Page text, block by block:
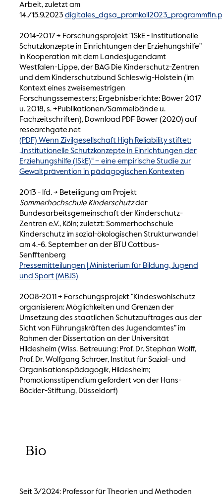
Arbeit, zuletzt am
14./15.9.2023
2014-2017 -> Forschungsprojekt "ISkE - Institutionelle
Schutzkonzepte in Einrichtungen der Erziehungshilfe"
in Kooperation mit dem Landesjugendamt
Westfalen-Lippe, der BAG Die Kinderschutz-Zentren
und dem Kinderschutzbund Schleswig-Holstein (im
Kontext eines zweisemestrigen
Forschungssemesters; Ergebnisberichte: Böwer 2017
u. 2018, s. ->Publikationen/Sammelbände u.
Fachzeitschriften), Download PDF Böwer (2020) auf
researchgate.net
(PDF) Wenn Zivilgesellschaft High Reliability stiftet:
„Institutionelle Schutzkonzepte in Einrichtungen der
Erziehungshilfe (ISkE)“ – eine empirische Studie zur
Gewaltprävention in pädagogischen Kontexten
2013 - lfd. -> Beteiligung am Projekt
Sommerhochschule Kinderschutzder
Bundesarbeitsgemeinschaft der Kinderschutz-
Zentren e.V., Köln; zuletzt: Sommerhochschule
Kinderschutz im sozial-ökologischen Strukturwandel
am 4.-6. September an der BTU Cottbus-
Senfftenberg
Pressemitteilungen | Ministerium für Bildung, Jugend
und Sport (MBJS)
2008-2011 -> Forschungsprojekt "Kindeswohlschutz
organisieren: Möglichkeiten und Grenzen der
Umsetzung des staatlichen Schutzauftrages aus der
Sicht von Führungskräften des Jugendamtes" im
Rahmen der Dissertation an der Universität
Hildesheim (Wiss. Betreuung: Prof. Dr. Stephan Wolff,
Prof. Dr. Wolfgang Schröer, Institut für Sozial- und
Organisationspädagogik, Hildesheim;
Promotionsstipendium gefördert von der Hans-
Böckler-Stiftung, Düsseldorf)
Bio
Seit 3/2024: Professor für Theorien und Methoden